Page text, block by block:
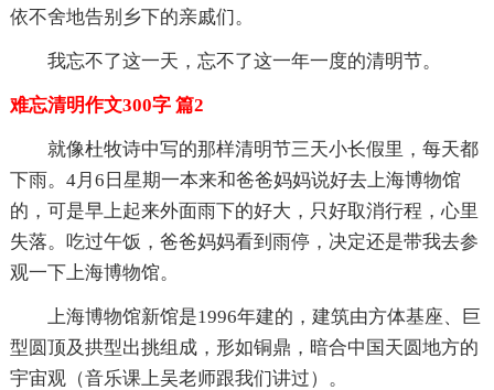
依不舍地告别乡下的亲戚们。
我忘不了这一天，忘不了这一年一度的清明节。
难忘清明作文300字 篇2
就像杜牧诗中写的那样清明节三天小长假里，每天都
下雨。4月6日星期一本来和爸爸妈妈说好去上海博物馆
的，可是早上起来外面雨下的好大，只好取消行程，心里
失落。吃过午饭，爸爸妈妈看到雨停，决定还是带我去参
观一下上海博物馆。
上海博物馆新馆是1996年建的，建筑由方体基座、巨
型圆顶及拱型出挑组成，形如铜鼎，暗合中国天圆地方的
宇宙观（音乐课上吴老师跟我们讲过）。